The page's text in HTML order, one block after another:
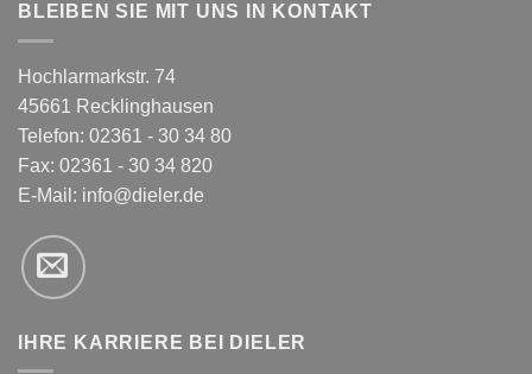
BLEIBEN SIE MIT UNS IN KONTAKT
Hochlarmarkstr. 74
45661 Recklinghausen
Telefon: 02361 - 30 34 80
Fax: 02361 - 30 34 820
E-Mail: info@dieler.de
IHRE KARRIERE BEI DIELER